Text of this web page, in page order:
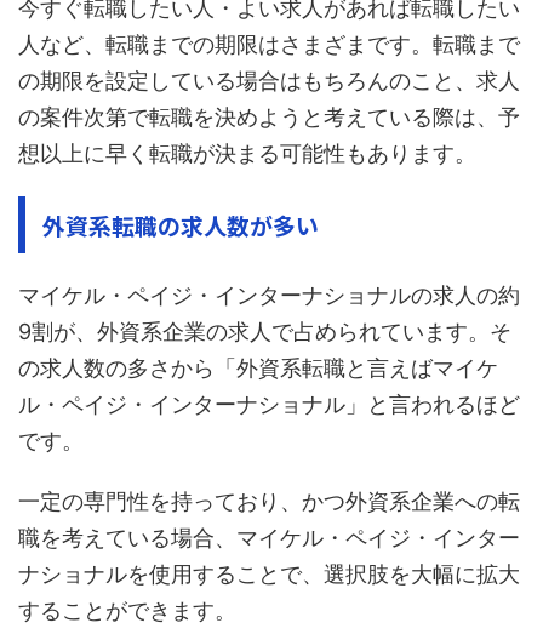
今すぐ転職したい人・よい求人があれば転職したい
人など、転職までの期限はさまざまです。転職まで
の期限を設定している場合はもちろんのこと、求人
の案件次第で転職を決めようと考えている際は、予
想以上に早く転職が決まる可能性もあります。
外資系転職の求人数が多い
マイケル・ペイジ・インターナショナルの求人の約
9割が、外資系企業の求人で占められています。そ
の求人数の多さから「外資系転職と言えばマイケ
ル・ペイジ・インターナショナル」と言われるほど
です。
一定の専門性を持っており、かつ外資系企業への転
職を考えている場合、マイケル・ペイジ・インター
ナショナルを使用することで、選択肢を大幅に拡大
することができます。